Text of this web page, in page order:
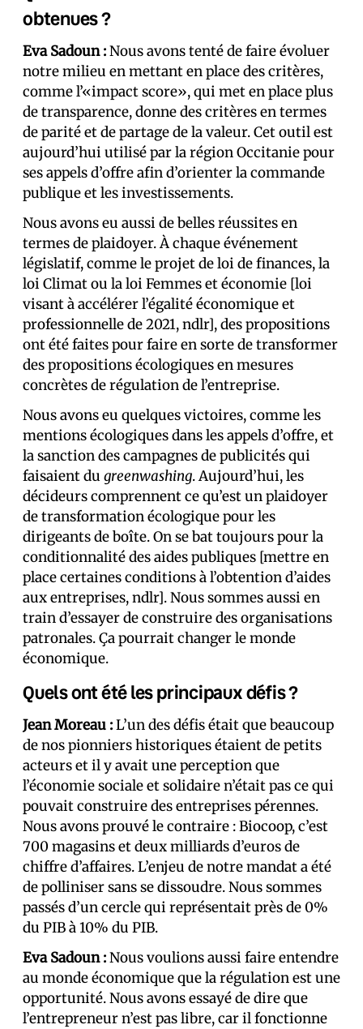
obtenues ?
Eva Sadoun :Nous avons tenté de faire évoluer
notre milieu en mettant en place des critères,
comme l’«impact score», qui met en place plus
de transparence, donne des critères en termes
de parité et de partage de la valeur. Cet outil est
aujourd’hui utilisé par la région Occitanie pour
ses appels d’offre afin d’orienter la commande
publique et les investissements.
Nous avons eu aussi de belles réussites en
termes de plaidoyer. À chaque événement
législatif, comme le projet de loi de finances, la
loi Climat ou la loi Femmes et économie [loi
visant à accélérer l’égalité économique et
professionnelle de 2021, ndlr], des propositions
ont été faites pour faire en sorte de transformer
des propositions écologiques en mesures
concrètes de régulation de l’entreprise.
Nous avons eu quelques victoires, comme les
mentions écologiques dans les appels d’offre, et
la sanction des campagnes de publicités qui
faisaient du greenwashing. Aujourd’hui, les
décideurs comprennent ce qu’est un plaidoyer
de transformation écologique pour les
dirigeants de boîte. On se bat toujours pour la
conditionnalité des aides publiques [mettre en
place certaines conditions à l’obtention d’aides
aux entreprises, ndlr]. Nous sommes aussi en
train d’essayer de construire des organisations
patronales. Ça pourrait changer le monde
économique.
Quels ont été les principaux défis ?
Jean Moreau :L’un des défis était que beaucoup
de nos pionniers historiques étaient de petits
acteurs et il y avait une perception que
l’économie sociale et solidaire n’était pas ce qui
pouvait construire des entreprises pérennes.
Nous avons prouvé le contraire : Biocoop, c’est
700 magasins et deux milliards d’euros de
chiffre d’affaires. L’enjeu de notre mandat a été
de polliniser sans se dissoudre. Nous sommes
passés d’un cercle qui représentait près de 0%
du PIB à 10% du PIB.
Eva Sadoun :Nous voulions aussi faire entendre
au monde économique que la régulation est une
opportunité. Nous avons essayé de dire que
l’entrepreneur n’est pas libre, car il fonctionne